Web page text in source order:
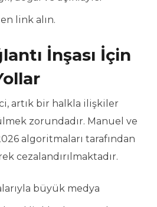
link alın.
İnşası İçin
artık bir halkla ilişkiler
zorundadır. Manuel ve
algoritmaları tarafından
cezalandırılmaktadır.
büyük medya